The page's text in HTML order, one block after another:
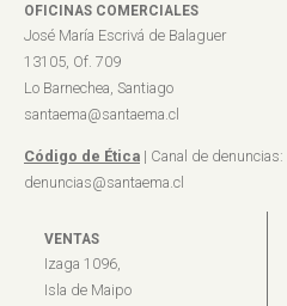
OFICINAS COMERCIALES
José María Escrivá de Balaguer
13105, Of. 709
Lo Barnechea, Santiago
santaema@santaema.cl
Código de Ética | Canal de denuncias:
denuncias@santaema.cl
VENTAS
Izaga 1096,
Isla de Maipo